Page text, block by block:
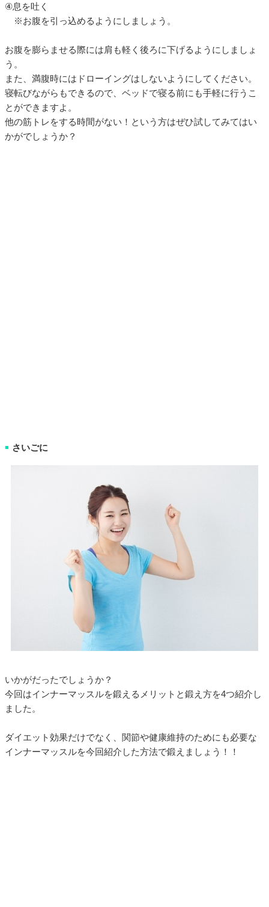
④息を吐く
※お腹を引っ込めるようにしましょう。
お腹を膨らませる際には肩も軽く後ろに下げるようにしましょ
う。
また、満腹時にはドローイングはしないようにしてください。
寝転びながらもできるので、ベッドで寝る前にも手軽に行うこ
とができますよ。
他の筋トレをする時間がない！という方はぜひ試してみてはい
かがでしょうか？
■ さいごに
いかがだったでしょうか？
今回はインナーマッスルを鍛えるメリットと鍛え方を4つ紹介し
ました。
ダイエット効果だけでなく、関節や健康維持のためにも必要な
インナーマッスルを今回紹介した方法で鍛えましょう！！